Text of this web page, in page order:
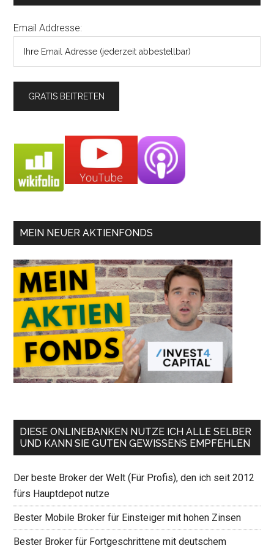
Email Addresse:
MEIN NEUER AKTIENFONDS
DIESE ONLINEBANKEN NUTZE ICH ALLE SELBER
UND KANN SIE GUTEN GEWISSENS EMPFEHLEN
Der beste Broker der Welt (Für Profis), den ich seit 2012
fürs Hauptdepot nutze
Bester Mobile Broker für Einsteiger mit hohen Zinsen
Bester Broker für Fortgeschrittene mit deutschem